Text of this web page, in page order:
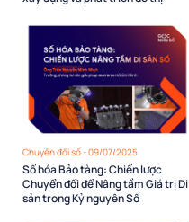
Chuyển đổi số - 09/07/2025
Số hóa Bảo tàng: Chiến lược
Chuyển đổi để Nâng tầm Giá trị Di
sản trong Kỷ nguyên Số